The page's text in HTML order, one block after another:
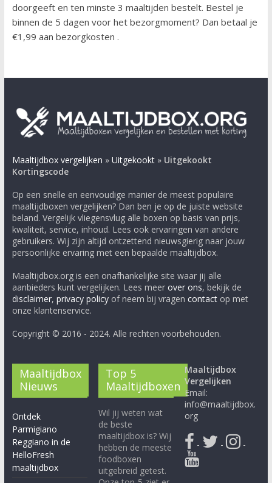
doorgeeft en ten minste 3 maaltijden bestelt. Bestel je
binnen de 5 dagen voor het bezorgmoment? Dan betaal je
€1,99 aan bezorgkosten .
Maaltijdbox vergelijken » Uitgekookt» Uitgekookt
Kortingscode
Op een snelle en eenvoudige manier de meest populaire
maaltijdboxen vergelijken? Dan ben je op de juiste website
beland. Vergelijk vliegensvlug alle boxen op basis van prijs,
kwaliteit, service, inhoud. Lees ook ervaringen van andere
gebruikers. Wij zijn altijd ontzettend nieuwsgierig naar jouw
persoonlijke ervaring met een bepaalde maaltijdbox.
Maaltijdbox.org is een onafhankelijke site waar jij alle
aanbieders kunt vergelijken. Lees meer over ons, bekijk de
disclaimer, privacy policyof neem bij vragen contactop met
onze klantenservice.
Copyright © 2016 - 2024. Alle rechten voorbehouden.
Maaltijdbox
Nieuws
Ontdek
Parmigiano
Reggiano in de
HelloFresh
maaltijdbox
Top 5
Maaltijdboxen
Wil jij weten wat
de beste
maaltijdbox is? Wij
hebben de meeste
foodboxen
uitgebreid getest.
Maaltijdbox
Vergelijken
Email:
info@maaltijdbox.
org
- - -